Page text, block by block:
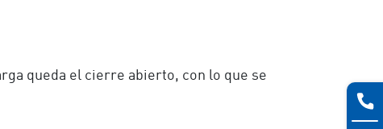
queda el cierre abierto, con lo que se